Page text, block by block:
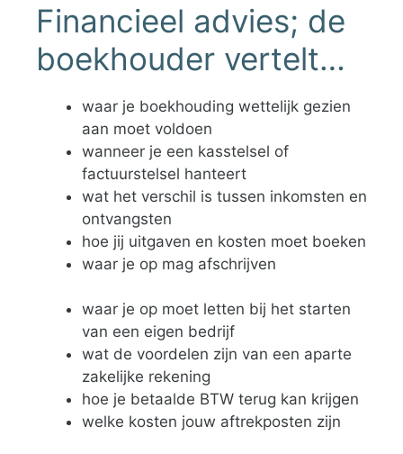
Financieel advies; de
boekhouder vertelt…
waar je boekhouding wettelijk gezien
aan moet voldoen
wanneer je een kasstelsel of
factuurstelsel hanteert
wat het verschil is tussen inkomsten en
ontvangsten
hoe jij uitgaven en kosten moet boeken
waar je op mag afschrijven
waar je op moet letten bij het starten
van een eigen bedrijf
wat de voordelen zijn van een aparte
zakelijke rekening
hoe je betaalde BTW terug kan krijgen
welke kosten jouw aftrekposten zijn